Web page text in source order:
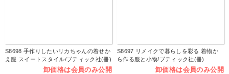
S8698 手作りしたいリカちゃんの着せか
え服 スイートスタイル/ブティック社(冊)
卸価格は会員のみ公開
S8697 リメイクで暮らしを彩る 着物か
ら作る服と小物/ブティック社(冊)
卸価格は会員のみ公開